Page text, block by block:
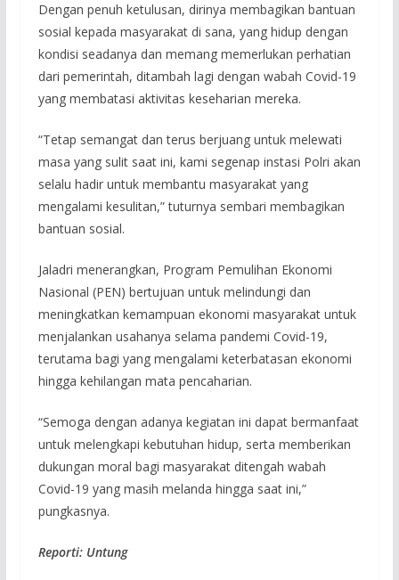
Dengan penuh ketulusan, dirinya membagikan bantuan
sosial kepada masyarakat di sana, yang hidup dengan
kondisi seadanya dan memang memerlukan perhatian
dari pemerintah, ditambah lagi dengan wabah Covid-19
yang membatasi aktivitas keseharian mereka.
“Tetap semangat dan terus berjuang untuk melewati
masa yang sulit saat ini, kami segenap instasi Polri akan
selalu hadir untuk membantu masyarakat yang
mengalami kesulitan,” tuturnya sembari membagikan
bantuan sosial.
Jaladri menerangkan, Program Pemulihan Ekonomi
Nasional (PEN) bertujuan untuk melindungi dan
meningkatkan kemampuan ekonomi masyarakat untuk
menjalankan usahanya selama pandemi Covid-19,
terutama bagi yang mengalami keterbatasan ekonomi
hingga kehilangan mata pencaharian.
“Semoga dengan adanya kegiatan ini dapat bermanfaat
untuk melengkapi kebutuhan hidup, serta memberikan
dukungan moral bagi masyarakat ditengah wabah
Covid-19 yang masih melanda hingga saat ini,”
pungkasnya.
Reporti: Untung